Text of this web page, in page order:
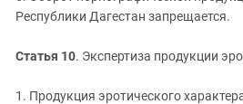
Республики Дагестан запрещается.
Статья 10. Экспертиза продукции
1. Продукция эротического